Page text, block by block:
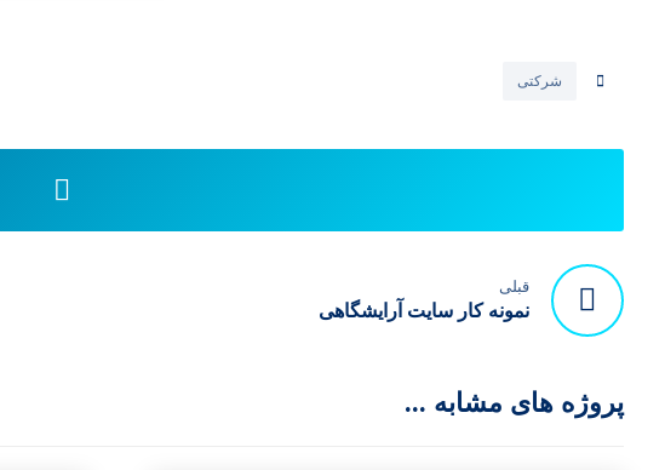
شرکتی
قبلی
نمونه کار سایت آرایشگاهی
پروژه های مشابه ...